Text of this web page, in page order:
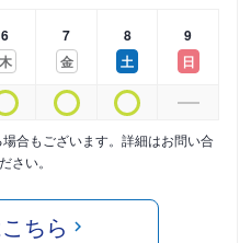
6
木
7
金
8
土
9
日
合もございます。詳細はお問い合
さい。
ちら